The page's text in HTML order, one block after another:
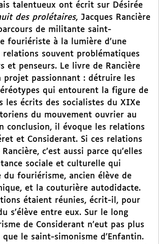
talentueux ont écrit sur Désirée
des prolétaires, Jacques Rancière
de militante saint-
fouriériste à la lumière d’une
souvent problématiques
et penseurs. Le livre de Rancière
projet passionnant : détruire les
qui entourent la figure de
les écrits des socialistes du XIXe
du mouvement ouvrier au
conclusion, il évoque les relations
et Considerant. Si ces relations
c’est aussi parce qu’elles
sociale et culturelle qui
du fouriérisme, ancien élève de
et la couturière autodidacte.
étaient réunies, écrit-il, pour
s’élève entre eux. Sur le long
de Considerant n’eut pas plus
le saint-simonisme d’Enfantin.